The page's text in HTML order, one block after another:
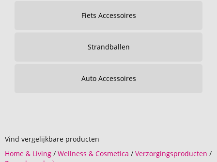
Fiets Accessoires
Strandballen
Auto Accessoires
Vind vergelijkbare producten
Home & Living / Wellness & Cosmetica / Verzorgingsproducten /